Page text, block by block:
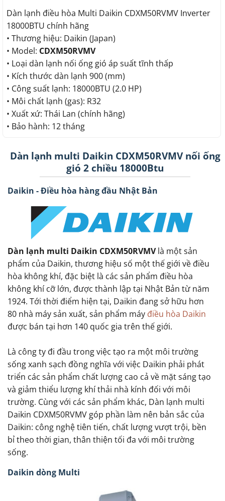
10.400.000. là:
Dàn lạnh điều hòa Multi Daikin CDXM50RVMV Inverter
18000BTU chính hãng
• Thương hiệu: Daikin (Japan)
• Model: CDXM50RVMV
• Loại dàn lạnh nối ống gió áp suất tĩnh thấp
• Kích thước dàn lạnh 900 (mm)
• Công suất lạnh: 18000BTU (2.0 HP)
• Môi chất lạnh (gas): R32
• Xuất xứ: Thái Lan (chính hãng)
• Bảo hành: 12 tháng
Dàn lạnh multi Daikin CDXM50RVMV nối ống
gió 2 chiều 18000Btu
Daikin - Điều hòa hàng đầu Nhật Bản
Dàn lạnh multi Daikin CDXM50RVMVlà một sản
phẩm của Daikin, thương hiệu số một thế giới về điều
hòa không khí, đặc biệt là các sản phẩm điều hòa
không khí cỡ lớn, được thành lập tại Nhật Bản từ năm
1924. Tới thời điểm hiện tại, Daikin đang sở hữu hơn
80 nhà máy sản xuất, sản phẩm máy điều hòa Daikin
được bán tại hơn 140 quốc gia trên thế giới.
Là công ty đi đầu trong việc tạo ra một môi trường
sống xanh sạch đồng nghĩa với việc Daikin phải phát
triển các sản phẩm chất lượng cao cả về mặt sáng tạo
và giảm thiểu lượng khí thải nhà kính đối với môi
trường. Cùng với các sản phẩm khác, Dàn lạnh multi
Daikin CDXM50RVMV góp phần làm nên bản sắc của
Daikin: công nghệ tiên tiến, chất lượng vượt trội, bền
bỉ theo thời gian, thân thiện tối đa với môi trường
sống.
Daikin dòng Multi